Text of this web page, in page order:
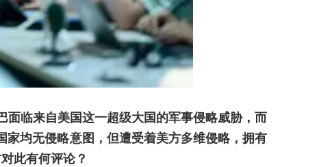
临来自美国这一超级大国的军事侵略威胁，而
均无侵略意图，但遭受着美方多维侵略，拥有
此有何评论？